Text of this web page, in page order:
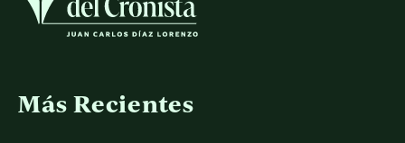
Más Recientes